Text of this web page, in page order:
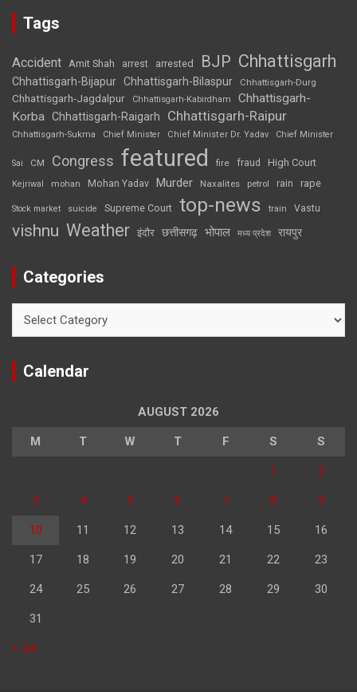
Tags
Accident Amit Shah arrest arrested BJP Chhattisgarh
Chhattisgarh-Bijapur Chhattisgarh-Bilaspur Chhattisgarh-Durg
Chhattisgarh-Jagdalpur Chhattisgarh-Kabirdham
Chhattisgarh-
Korba Chhattisgarh-Raigarh Chhattisgarh-Raipur
Chhattisgarh-Sukma Chief Minister Chief Minister Dr. Yadav Chief Minister
Sai CM Congress featured fire fraud High Court
Kejriwal mohan Mohan Yadav Murder Naxalites petrol rain rape
Stock market suicide Supreme Court top-news train Vastu
vishnu Weather इंदौर छत्तीसगढ़ भोपाल मध्य प्रदेश रायपुर
Categories
Calendar
AUGUST 2026
M T W T F S S
1 2
3 4 5 6 7 8 9
10 11 12 13 14 15 16
17 18 19 20 21 22 23
24 25 26 27 28 29 30
31
« Jul